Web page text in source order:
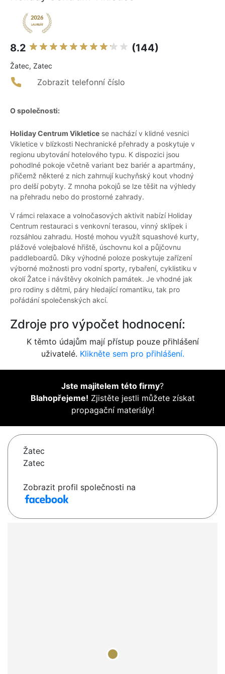
8.2 (144)
Žatec, Zatec
Zobrazit telefonní číslo
O společnosti:
Holiday Centrum Vikletice se nachází v klidné vesnici
Vikletice v blízkosti Nechranické přehrady a poskytuje v
regionu ubytování hotelového typu. K dispozici jsou
pohodlné pokoje včetně variant bez bariér a apartmány,
přičemž některé z nich zahrnují kuchyňský kout vhodný
pro delší pobyty. Z mnoha pokojů se lze těšit na výhledy
na přehradu nebo do prostorné zahrady.
V rámci relaxace a volnočasových aktivit nabízí Holiday
Centrum restauraci s venkovní terasou, vinný sklípek i
rozsáhlou zahradu. Hosté mohou využít squashové kurty,
plážové volejbalové hřiště, úschovnu kol a půjčovnu
paddleboardů. Díky výhodné poloze poskytuje zařízení
výborné možnosti pro vodní sporty, rybaření, cyklistiku v
okolí Žatce i návštěvy okolních památek. Je vhodné jak
pro rodiny s dětmi, páry hledající romantiku, tak pro
pořádání společenských akcí.
Zdroje pro výpočet hodnocení:
K těmto údajům mají přístup pouze přihlášení
uživatelé. Klikněte sem pro přihlášení.
Jste majitelem této firmy?
Blahopřejeme! Zjistěte jestli můžete získat
propagační materiály!
Žatec
Zatec
Zobrazit profil společnosti na